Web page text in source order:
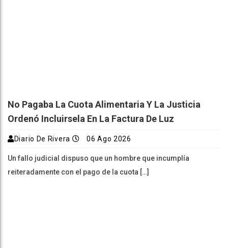
No Pagaba La Cuota Alimentaria Y La Justicia
Ordenó Incluirsela En La Factura De Luz
Diario De Rivera 06 Ago 2026
Un fallo judicial dispuso que un hombre que incumplía
reiteradamente con el pago de la cuota […]